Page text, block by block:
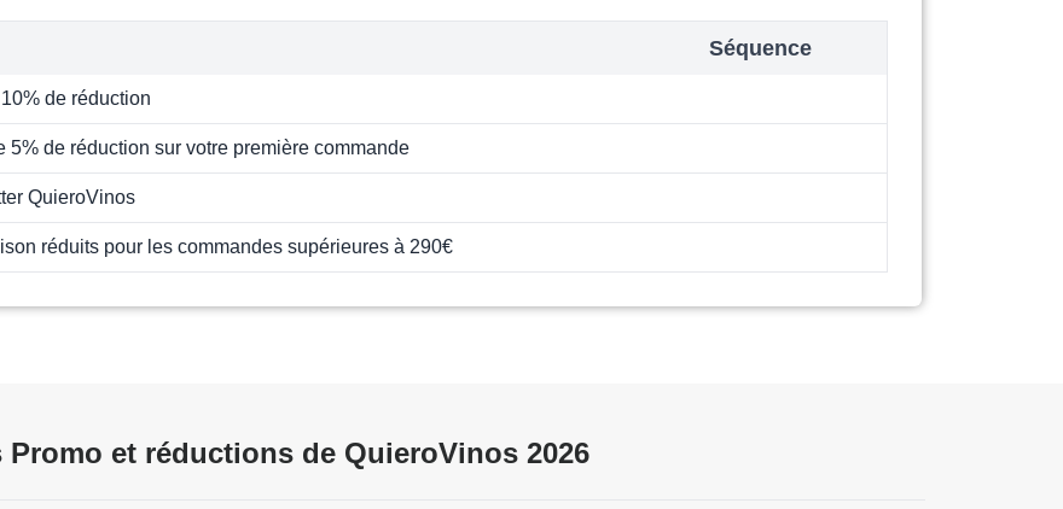
Séquence
de réduction
5% de réduction sur votre première commande
QuieroVinos
réduits pour les commandes supérieures à 290€
Promo et réductions de QuieroVinos 2026